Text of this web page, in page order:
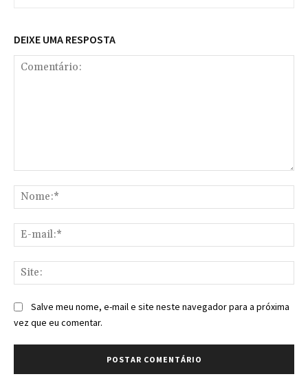
DEIXE UMA RESPOSTA
Salve meu nome, e-mail e site neste navegador para a próxima
vez que eu comentar.